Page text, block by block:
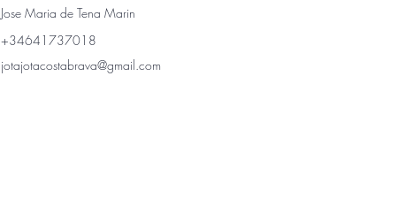
Jose Maria de Tena Marin
+34641737018
jotajotacostabrava@gmail.com